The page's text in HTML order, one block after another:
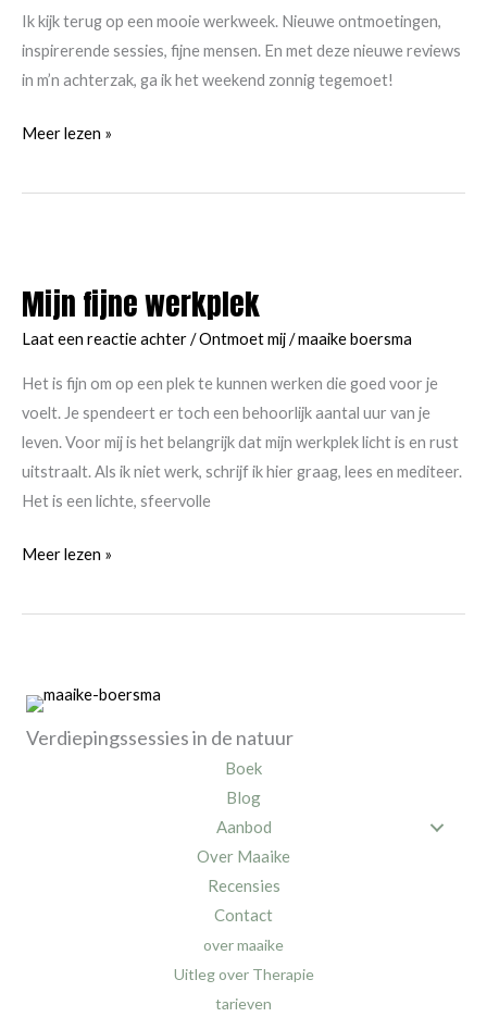
mee
om?
Ik kijk terug op een mooie werkweek. Nieuwe ontmoetingen,
inspirerende sessies, fijne mensen. En met deze nieuwe reviews
in m’n achterzak, ga ik het weekend zonnig tegemoet!
Zonnig
Meer lezen »
Mijn fijne werkplek
Laat een reactie achter/Ontmoet mij/maaike boersma
Het is fijn om op een plek te kunnen werken die goed voor je
voelt. Je spendeert er toch een behoorlijk aantal uur van je
leven. Voor mij is het belangrijk dat mijn werkplek licht is en rust
uitstraalt. Als ik niet werk, schrijf ik hier graag, lees en mediteer.
Het is een lichte, sfeervolle
Mijn
werkplek
Meer lezen »
Verdiepingssessies in de natuur
Boek
Blog
Aanbod
Over Maaike
Recensies
Contact
over maaike
Uitleg over Therapie
tarieven